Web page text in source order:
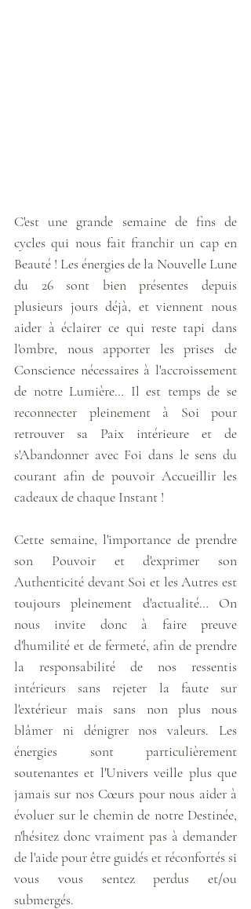
C'est une grande semaine de fins de
cycles qui nous fait franchir un cap en
Beauté ! Les énergies de la Nouvelle Lune
du 26 sont bien présentes depuis
plusieurs jours déjà, et viennent nous
aider à éclairer ce qui reste tapi dans
l'ombre, nous apporter les prises de
Conscience nécessaires à l'accroissement
de notre Lumière… Il est temps de se
reconnecter pleinement à Soi pour
retrouver sa Paix intérieure et de
s'Abandonner avec Foi dans le sens du
courant afin de pouvoir Accueillir les
cadeaux de chaque Instant !
Cette semaine, l'importance de prendre
son Pouvoir et d'exprimer son
Authenticité devant Soi et les Autres est
toujours pleinement d'actualité… On
nous invite donc à faire preuve
d'humilité et de fermeté, afin de prendre
la responsabilité de nos ressentis
intérieurs sans rejeter la faute sur
l'extérieur mais sans non plus nous
blâmer ni dénigrer nos valeurs. Les
énergies sont particulièrement
soutenantes et l'Univers veille plus que
jamais sur nos Cœurs pour nous aider à
évoluer sur le chemin de notre Destinée,
n'hésitez donc vraiment pas à demander
de l'aide pour être guidés et réconfortés si
vous vous sentez perdus et/ou
submergés.